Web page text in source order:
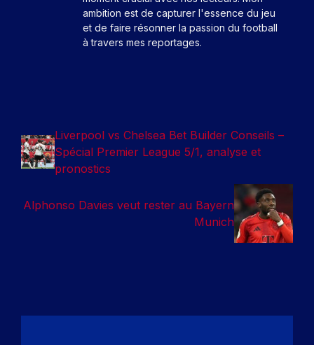
ambition est de capturer l'essence du jeu
et de faire résonner la passion du football
à travers mes reportages.
Liverpool vs Chelsea Bet Builder Conseils –
Spécial Premier League 5/1, analyse et
pronostics
Alphonso Davies veut rester au Bayern
Munich